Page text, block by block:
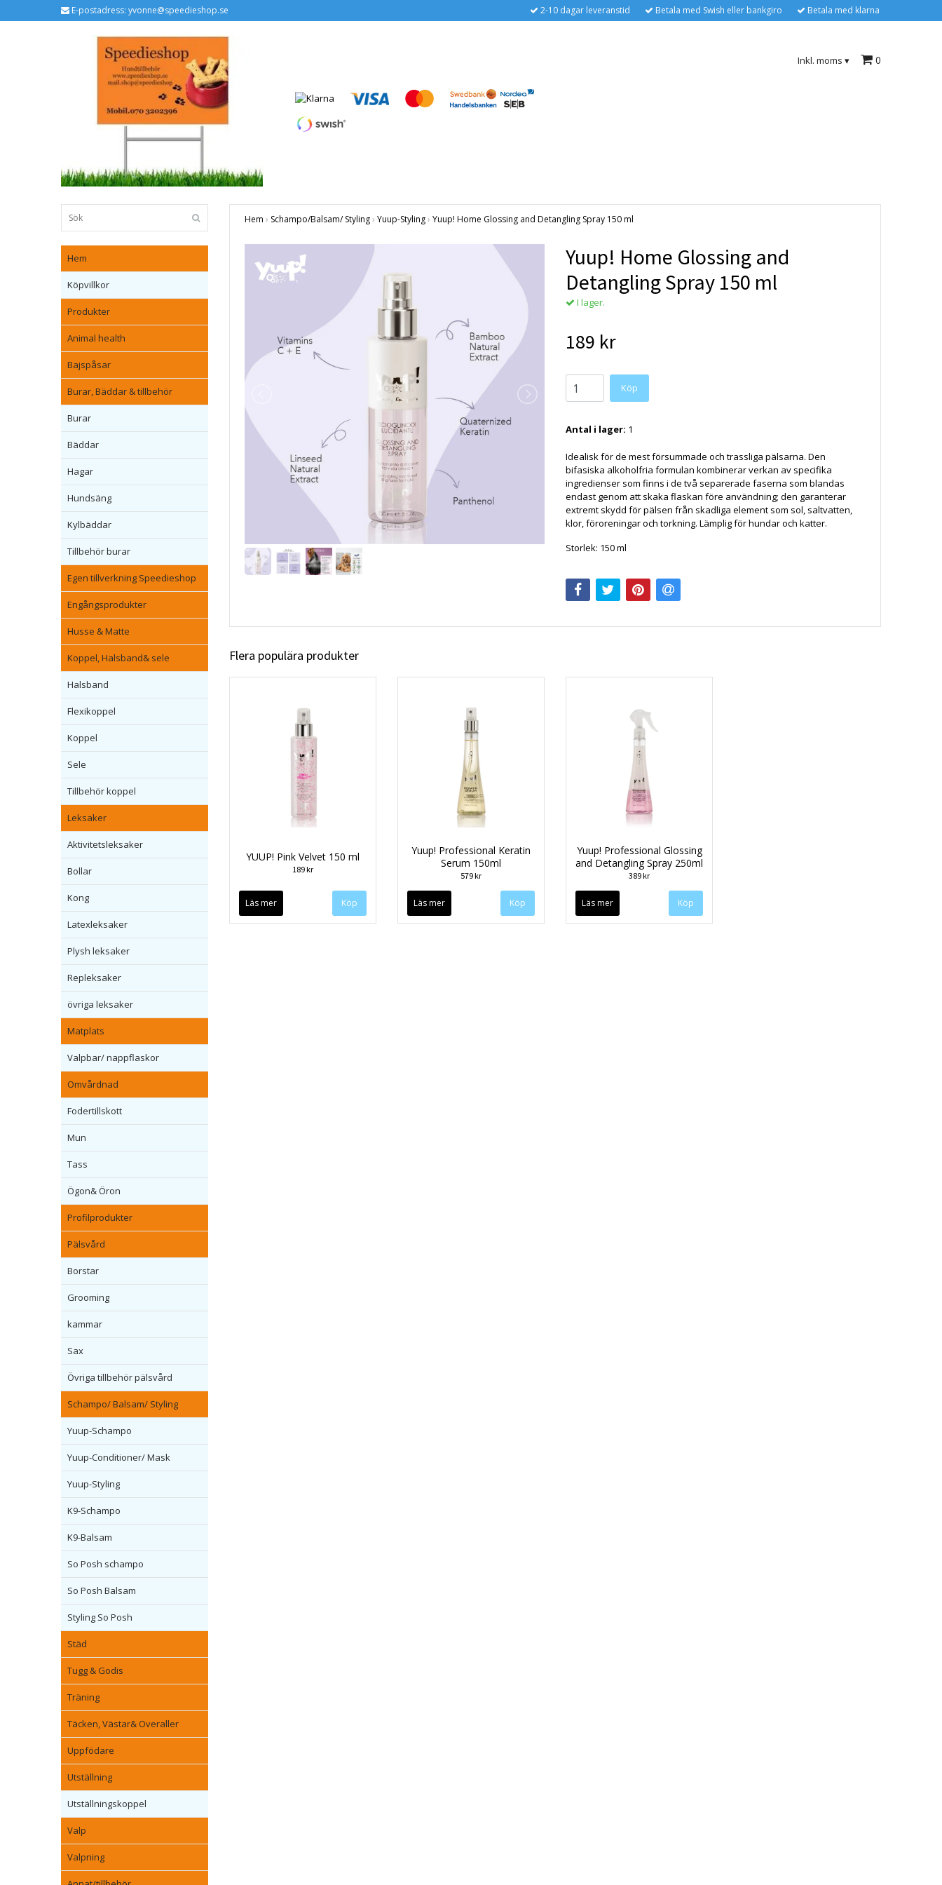
E-postadress: yvonne@speedieshop.se 2-10 dagar leveranstid Betala med Swish eller bankgiro Betala med klarna
Inkl. moms ▾ 0
Hem
Köpvillkor
Produkter
Animal health
Bajspåsar
Burar, Bäddar & tillbehör
Burar
Bäddar
Hagar
Hundsäng
Kylbäddar
Tillbehör burar
Egen tillverkning Speedieshop
Engångsprodukter
Husse & Matte
Koppel, Halsband& sele
Halsband
Flexikoppel
Koppel
Sele
Tillbehör koppel
Leksaker
Aktivitetsleksaker
Bollar
Kong
Latexleksaker
Plysh leksaker
Repleksaker
övriga leksaker
Matplats
Valpbar/ nappflaskor
Omvårdnad
Fodertillskott
Mun
Tass
Ögon& Öron
Profilprodukter
Pälsvård
Borstar
Grooming
kammar
Sax
Övriga tillbehör pälsvård
Schampo/ Balsam/ Styling
Yuup-Schampo
Yuup-Conditioner/ Mask
Yuup-Styling
K9-Schampo
K9-Balsam
So Posh schampo
So Posh Balsam
Styling So Posh
Städ
Tugg & Godis
Träning
Täcken, Västar& Overaller
Uppfödare
Utställning
Utställningskoppel
Valp
Valpning
Hem › Schampo/Balsam/ Styling› Yuup-Styling› Yuup! Home Glossing and Detangling Spray 150 ml
Yuup! Home Glossing and
Detangling Spray 150 ml
I lager.
189 kr
Köp
Antal i lager: 1
Idealisk för de mest försummade och trassliga pälsarna. Den
bifasiska alkoholfria formulan kombinerar verkan av specifika
ingredienser som finns i de två separerade faserna som blandas
endast genom att skaka flaskan före användning; den garanterar
extremt skydd för pälsen från skadliga element som sol, saltvatten,
klor, föroreningar och torkning. Lämplig för hundar och katter.
Storlek: 150 ml
Flera populära produkter
YUUP! Pink Velvet 150 ml
189 kr
Läs mer
Yuup! Professional Keratin
Serum 150ml
579 kr
Läs mer
Yuup! Professional Glossing
and Detangling Spray 250ml
389 kr
Läs mer Köp